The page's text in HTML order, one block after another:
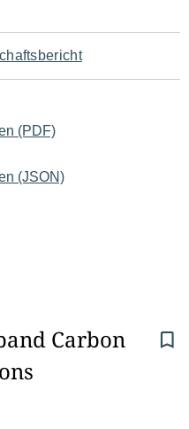
(PDF)
(JSON)
Carbon